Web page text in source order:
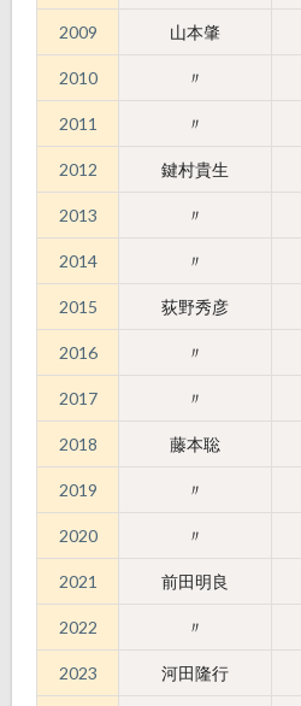
2009 山本肇
2010 〃
2011 〃
2012 鍵村貴生
2013 〃
2014 〃
2015 荻野秀彦
2016 〃
2017 〃
2018 藤本聡
2019 〃
2020 〃
2021 前田明良
2022 〃
2023 河田隆行